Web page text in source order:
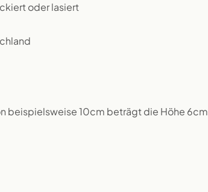
oder lasiert
beispielsweise 10cm beträgt die Höhe 6cm